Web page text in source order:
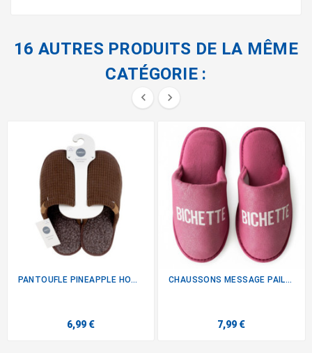
16 AUTRES PRODUITS DE LA MÊME
CATÉGORIE :
 
PANTOUFLE PINEAPPLE HOMME
6,99 €
CHAUSSONS MESSAGE PAILLETTES
7,99 €